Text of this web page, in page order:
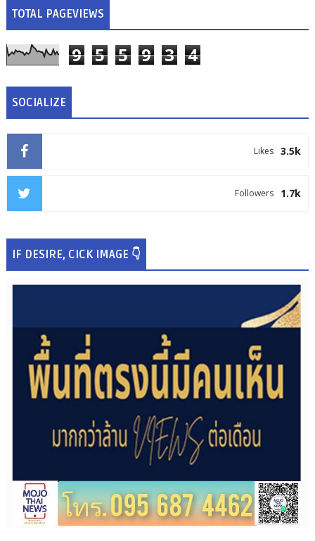
TOTAL PAGEVIEWS
9 5 5 9 3 4
SOCIALIZE
3.5k
Likes
1.7k
Followers
IF DESIRE, CICK IMAGE 👇